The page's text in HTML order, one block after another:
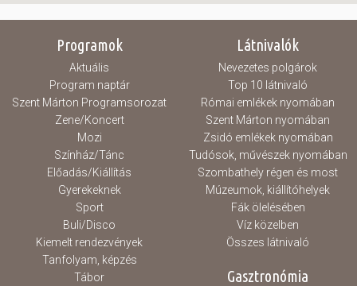
Programok
Aktuális
Program naptár
Szent Márton Programsorozat
Zene/Koncert
Mozi
Színház/Tánc
Előadás/Kiállítás
Gyerekeknek
Sport
Buli/Disco
Kiemelt rendezvények
Tanfolyam, képzés
Tábor
Látnivalók
Nevezetes polgárok
Top 10 látnivaló
Római emlékek nyomában
Szent Márton nyomában
Zsidó emlékek nyomában
Tudósok, művészek nyomában
Szombathely régen és most
Múzeumok, kiállítóhelyek
Fák ölelésében
Víz közelben
Összes látnivaló
Gasztronómia